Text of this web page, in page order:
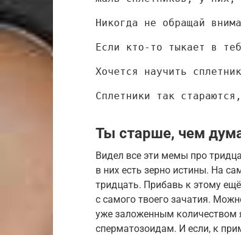
Никогда не обращай
Если кто-то тыкает в
Хочется научить
Сплетники так
Ты старше, чем
Видел все эти мемы про
в них есть зерно истины. На
тридцать. Прибавь к этому
с самого твоего зачатия.
уже заложенным количеством
сперматозоидам. И если, к